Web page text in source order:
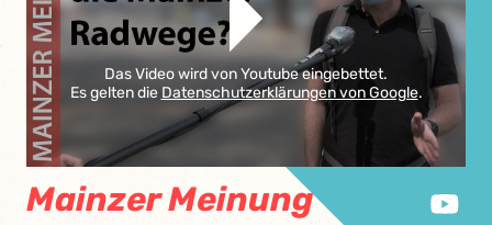
Das Video wird von Youtube eingebettet.
Es gelten die Datenschutzerklärungen von Google.
Mainzer Meinung